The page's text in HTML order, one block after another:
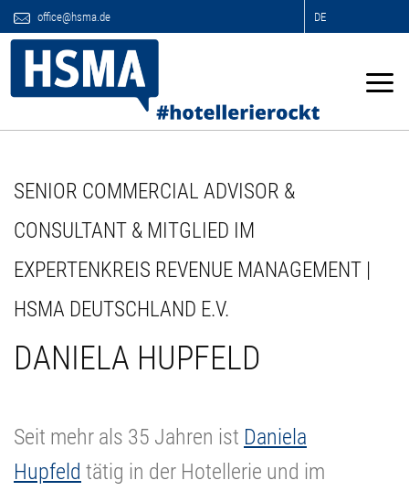
office@hsma.de DE
SENIOR COMMERCIAL ADVISOR &
CONSULTANT & MITGLIED IM
EXPERTENKREIS REVENUE MANAGEMENT |
HSMA DEUTSCHLAND E.V.
DANIELA HUPFELD
Seit mehr als 35 Jahren ist Daniela
Hupfeld tätig in der Hotellerie und im